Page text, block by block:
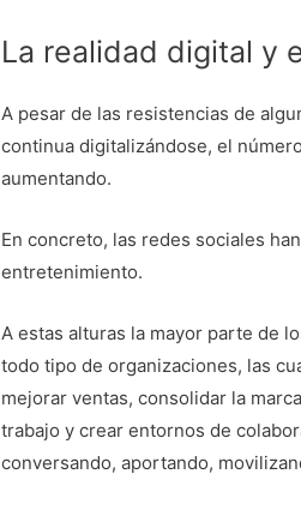
La realidad digital y
A pesar de las resistencias de
continua digitalizándose, el
aumentando.
En concreto, las redes sociales
entretenimiento.
A estas alturas la mayor parte de
todo tipo de organizaciones, las
mejorar ventas, consolidar la
trabajo y crear entornos de
conversando, aportando,